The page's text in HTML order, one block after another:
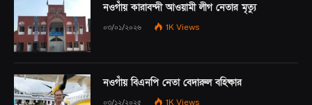
নওগাঁয় কারাবন্দী আওয়ামী লীগ নেতার মৃত্যু
০৩/০১/২০২৬ 1K Views
নওগাঁয় বিএনপি নেতা বেদারুল বহিষ্কার
০৩/১২/২০২৫ 1K Views